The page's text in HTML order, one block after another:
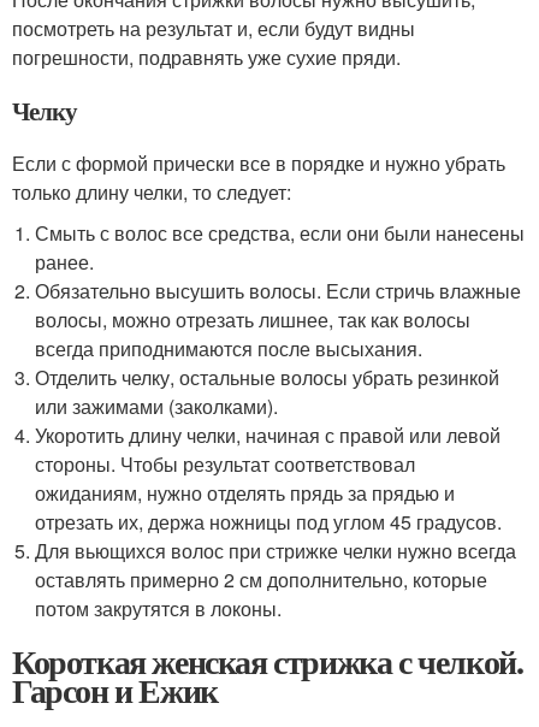
посмотреть на результат и, если будут видны
погрешности, подравнять уже сухие пряди.
Челку
Если с формой прически все в порядке и нужно убрать
только длину челки, то следует:
Смыть с волос все средства, если они были нанесены
ранее.
Обязательно высушить волосы. Если стричь влажные
волосы, можно отрезать лишнее, так как волосы
всегда приподнимаются после высыхания.
Отделить челку, остальные волосы убрать резинкой
или зажимами (заколками).
Укоротить длину челки, начиная с правой или левой
стороны. Чтобы результат соответствовал
ожиданиям, нужно отделять прядь за прядью и
отрезать их, держа ножницы под углом 45 градусов.
Для вьющихся волос при стрижке челки нужно всегда
оставлять примерно 2 см дополнительно, которые
потом закрутятся в локоны.
Короткая женская стрижка с челкой.
Гарсон и Ежик